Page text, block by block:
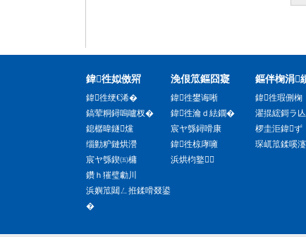
鍏徃姒傚喌
鍏徃绠€浠�
鎬荤粡鐞嗚嚧杈�
鎴樼暐鐩爣
缁勭粐鏈烘瀯
宸ヤ綔鍥㈤槦
鑽ｈ獕璧勮川
浜嬩笟閮ㄥ拰鍒嗗叕鍙
�
浼佷笟鏂囧寲
鍏徃鐢诲唽
鍏徃瀹ｄ紶鐗�
宸ヤ綔鐞嗗康
鍏徃椋庨噰
浜烘枃鐜
鏂伴椈涓
鍏徃瑕侀椈
濯掍綋鎶ラ亾
椤圭洰鍏ず
琛屼笟鍒嗘瀽